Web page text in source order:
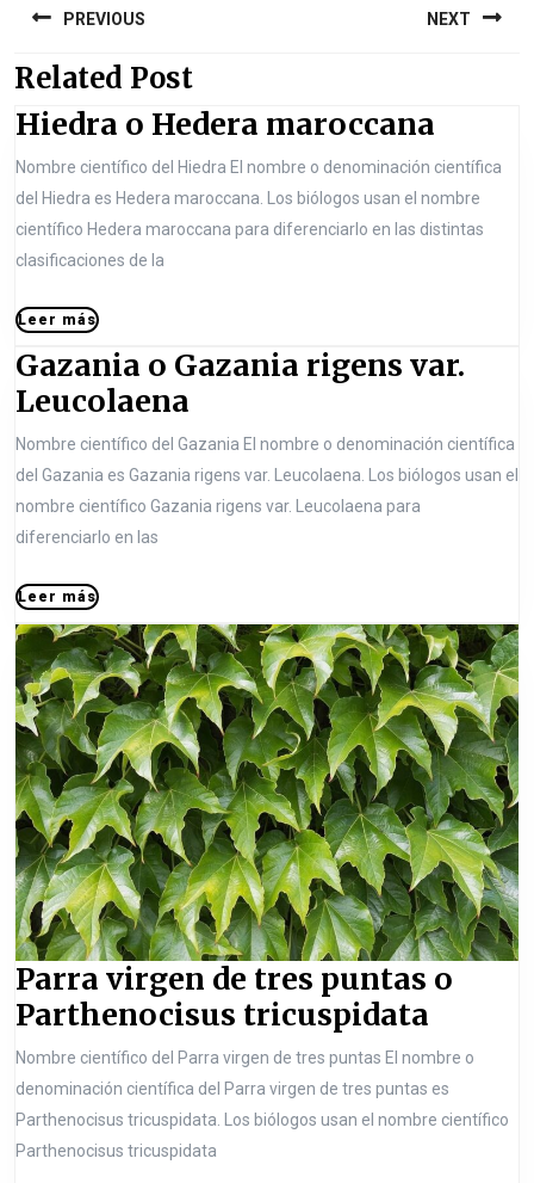
v
e
g
a
c
i
ó
n
d
e
e
n
t
r
d
a
s
PREVIOUS
P
r
e
v
i
o
u
s
p
o
s
t
NEXT
x
t
p
o
Related Post
Hiedra o Hedera maroccana
i
e
d
H
d
e
a
r
o
c
c
a
n
a
Nombre científico del Hiedra El nombre o denominación científica
del Hiedra es Hedera maroccana. Los biólogos usan el nombre
científico Hedera maroccana para diferenciarlo en las distintas
clasificaciones de la
Leer másL
e
m
s
Gazania o Gazania rigens var.
Leucolaena
a
z
a
a
o
G
a
z
a
n
i
a
r
i
g
e
n
s
v
Nombre científico del Gazania El nombre o denominación científica
del Gazania es Gazania rigens var. Leucolaena. Los biólogos usan el
nombre científico Gazania rigens var. Leucolaena para
diferenciarlo en las
Leer másL
e
r
m
á
s
Parra virgen de tres puntas o
Parthenocisus tricuspidata
a
r
r
Nombre científico del Parra virgen de tres puntas El nombre o
denominación científica del Parra virgen de tres puntas es
Parthenocisus tricuspidata. Los biólogos usan el nombre científico
Parthenocisus tricuspidata